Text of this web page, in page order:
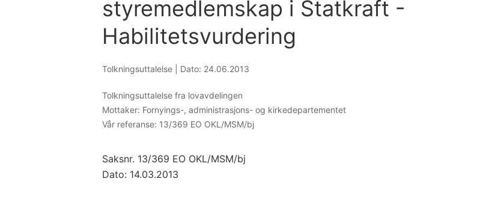
styremedlemskap i Statkraft -
Habilitetsvurdering
Tolkningsuttalelse | Dato: 24.06.2013
Tolkningsuttalelse fra lovavdelingen
Mottaker: Fornyings-, administrasjons- og kirkedepartementet
Vår referanse: 13/369 EO OKL/MSM/bj
Saksnr. 13/369 EO OKL/MSM/bj
Dato: 14.03.2013